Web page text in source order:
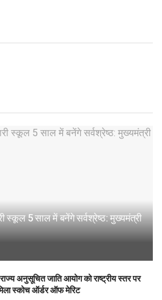
स्कूल 5 साल में बनेंगे सर्वश्रेष्ठ: मुख्यमंत्री
अनुसूचित जाति आयोग को राष्ट्रीय स्तर पर
स्कोच ऑर्डर ऑफ मेरिट